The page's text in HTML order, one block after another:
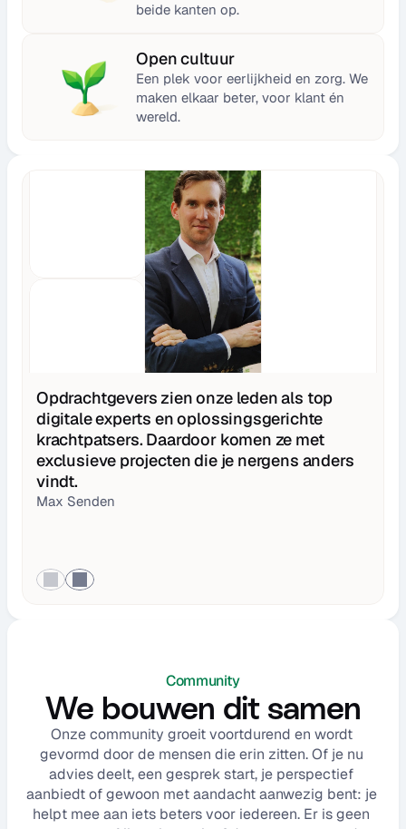
beide kanten op.
Open cultuur
Een plek voor eerlijkheid en zorg. We
maken elkaar beter, voor klant én
wereld.
Opdrachtgevers zien onze leden als top
digitale experts en oplossingsgerichte
krachtpatsers. Daardoor komen ze met
exclusieve projecten die je nergens anders
vindt.
Max Senden
Community
We bouwen dit samen
Onze community groeit voortdurend en wordt
gevormd door de mensen die erin zitten. Of je nu
advies deelt, een gesprek start, je perspectief
aanbiedt of gewoon met aandacht aanwezig bent: je
helpt mee aan iets beters voor iedereen. Er is geen